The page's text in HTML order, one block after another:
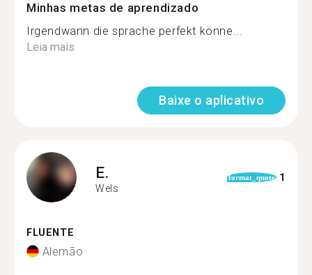
Minhas metas de aprendizado
Irgendwann die sprache perfekt könne...
Leia mais
Baixe o aplicativo
E.
Wels
format_quote 1
FLUENTE
Alemão